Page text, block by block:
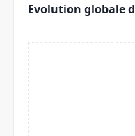
Evolution globale